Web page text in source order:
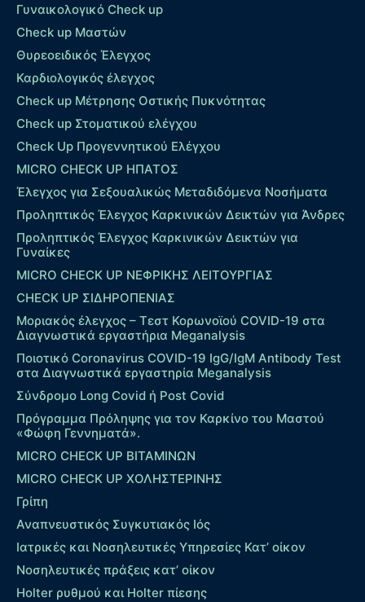
Γυναικολογικό Check up
Check up Μαστών
Θυρεοειδικός Έλεγχος
Καρδιολογικός έλεγχος
Check up Mέτρησης Οστικής Πυκνότητας
Check up Στοματικού ελέγχου
Check Up Προγεννητικού Ελέγχου
MICRO CHECK UP HΠΑΤΟΣ
Έλεγχος για Σεξουαλικώς Μεταδιδόμενα Νοσήματα
Προληπτικός Έλεγχος Καρκινικών Δεικτών για Άνδρες
Προληπτικός Έλεγχος Καρκινικών Δεικτών για
Γυναίκες
MICRO CHECK UP ΝΕΦΡΙΚΗΣ ΛΕΙΤΟΥΡΓΙΑΣ
CHECK UP ΣΙΔΗΡΟΠΕΝΙΑΣ
Μοριακός έλεγχος – Τεστ Κορωνοϊού COVID-19 στα
Διαγνωστικά εργαστήρια Meganalysis
Ποιοτικό Coronavirus COVID-19 IgG/IgM Antibody Test
στα Διαγνωστικά εργαστηρία Meganalysis
Σύνδρομο Long Covid ή Post Covid
Πρόγραμμα Πρόληψης για τον Καρκίνο του Μαστού
«Φώφη Γεννηματά».
MICRO CHECK UP ΒΙΤΑΜΙΝΩΝ
MICRO CHECK UP ΧΟΛΗΣΤΕΡΙΝΗΣ
Γρίπη
Αναπνευστικός Συγκυτιακός Ιός
Ιατρικές και Νοσηλευτικές Υπηρεσίες Κατ’ οίκον
Νοσηλευτικές πράξεις κατ’ οίκον
Holter ρυθμού και Holter πίεσης